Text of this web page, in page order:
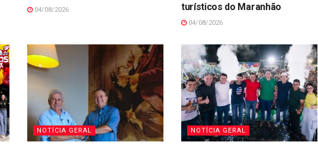
04/08/2026
turísticos do Maranhão
04/08/2026
NOTÍCIA GERAL NOTÍCIA GERAL